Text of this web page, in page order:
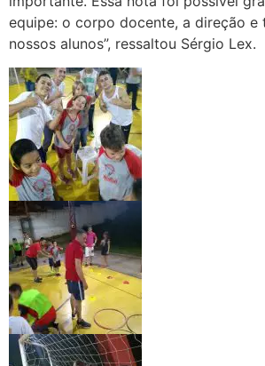
equipe: o corpo docente, a direção e
nossos alunos”, ressaltou Sérgio Lex.